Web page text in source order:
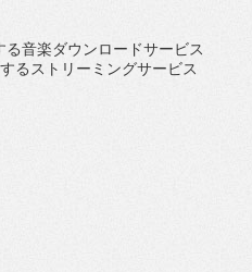
る音楽ダウンロードサービス
るストリーミングサービス